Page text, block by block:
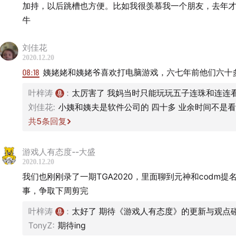
能够不断生产热卖影片的能力/ 以音频设计为例
游戏行业门槛与下限的提高 MMORPG（大型多人
20:27 玩家视角中的捏脸，往更好体验的发展
22:12 游戏开发作为复杂的工程学问题，成本，创作的顶
Wojs《Paint it Black: The Art Direction of Total War:
KINGDOMS》/ 潘诚伟《相信画中的世界 —— < 英雄联
游戏开发团队中的历史团队，《全战：三国》《育
工业化对应需求的市场的扩充，大厂的出海动向，
27:18 云游戏是什么，可能带来什么
细分领域的专业化——以游戏音频设计的思路为例
或许正是这个原因，使高度专门化的工业文化迫切需要
言，它们是唯一可以理解的艺术形式。在分派务和切割
加持，以后跳槽也方便。比如我很羡慕我一个朋友，去年才入行
牛
刘佳花
2020.12.20
08:18 姨姥姥和姨姥爷喜欢打电脑游戏，六七年前他们六十
叶梓涛 : 太厉害了 我妈当时只能玩玩五子连珠和连连
刘佳花: 小姨和姨夫是软件公司的 四十多 业余时间不是
共5条回复
游戏人有态度--大盛
2020.12.20
我们也刚刚录了一期TGA2020，里面聊到元神和codm提
事，争取下周剪完
叶梓涛 : 太好了 期待《游戏人有态度》的更新与观点
TonyZ: 期待ing